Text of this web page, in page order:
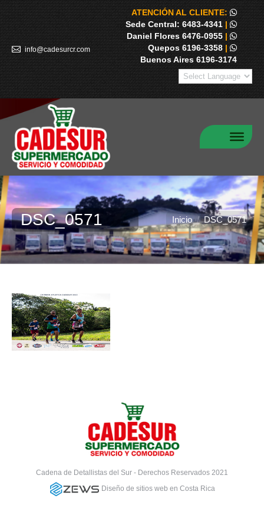
info@cadesurcr.com
ATENCIÓN AL CLIENTE:
Sede Central: 6483-4341 |
Daniel Flores 6476-0955 |
Quepos 6196-3358 |
Buenos Aires 6196-3174
DSC_0571 Estás aquí:Inicio DSC_0571
Cadena de Detallistas del Sur - Derechos Reservados 2021
Diseño de sitios web en Costa Rica